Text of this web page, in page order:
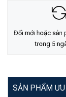
Tư vấn cách
Đổi mới hoặc sản
trong 5
SẢN PHẨM